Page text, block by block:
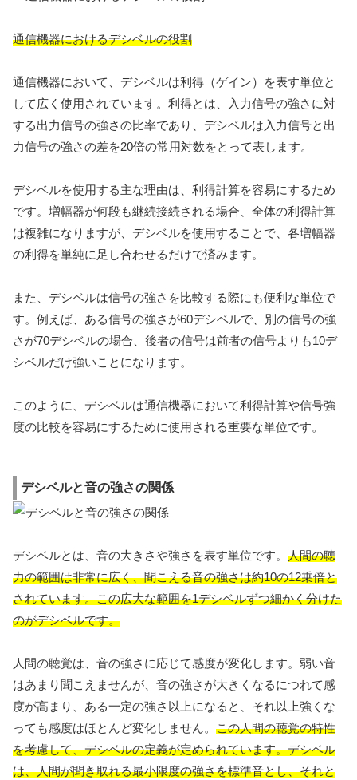
通信機器におけるデシベルの役割
通信機器において、デシベルは利得（ゲイン）を表す単位と
して広く使用されています。利得とは、入力信号の強さに対
する出力信号の強さの比率であり、デシベルは入力信号と出
力信号の強さの差を20倍の常用対数をとって表します。
デシベルを使用する主な理由は、利得計算を容易にするため
です。増幅器が何段も継続接続される場合、全体の利得計算
は複雑になりますが、デシベルを使用することで、各増幅器
の利得を単純に足し合わせるだけで済みます。
また、デシベルは信号の強さを比較する際にも便利な単位で
す。例えば、ある信号の強さが60デシベルで、別の信号の強
さが70デシベルの場合、後者の信号は前者の信号よりも10デ
シベルだけ強いことになります。
このように、デシベルは通信機器において利得計算や信号強
度の比較を容易にするために使用される重要な単位です。
デシベルと音の強さの関係
デシベルとは、音の大きさや強さを表す単位です。 人間の聴
力の範囲は非常に広く、聞こえる音の強さは約10の12乗倍と
されています。この広大な範囲を1デシベルずつ細かく分けた
のがデシベルです。
人間の聴覚は、音の強さに応じて感度が変化します。弱い音
はあまり聞こえませんが、音の強さが大きくなるにつれて感
度が高まり、ある一定の強さ以上になると、それ以上強くな
っても感度はほとんど変化しません。 この人間の聴覚の特性
を考慮して、デシベルの定義が定められています。デシベル
は、人間が聞き取れる最小限度の強さを標準音とし、それと